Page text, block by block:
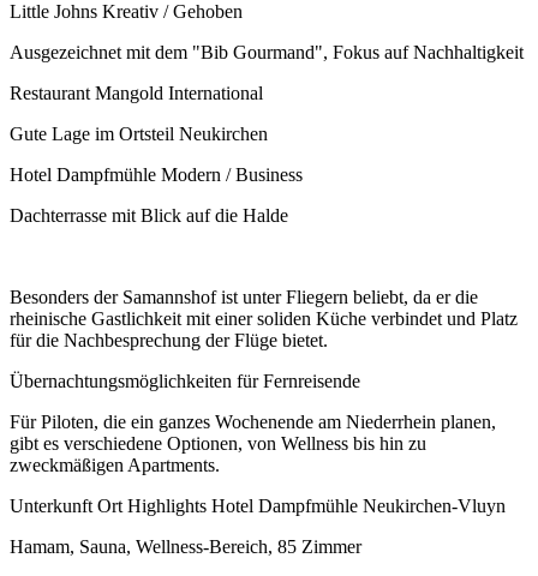
Little Johns Kreativ / Gehoben
Ausgezeichnet mit dem "Bib Gourmand", Fokus auf Nachhaltigkeit
Restaurant Mangold International
Gute Lage im Ortsteil Neukirchen
Hotel Dampfmühle Modern / Business
Dachterrasse mit Blick auf die Halde
Besonders der Samannshof ist unter Fliegern beliebt, da er die
rheinische Gastlichkeit mit einer soliden Küche verbindet und Platz
für die Nachbesprechung der Flüge bietet.
Übernachtungsmöglichkeiten für Fernreisende
Für Piloten, die ein ganzes Wochenende am Niederrhein planen,
gibt es verschiedene Optionen, von Wellness bis hin zu
zweckmäßigen Apartments.
Unterkunft Ort Highlights Hotel Dampfmühle Neukirchen-Vluyn
Hamam, Sauna, Wellness-Bereich, 85 Zimmer